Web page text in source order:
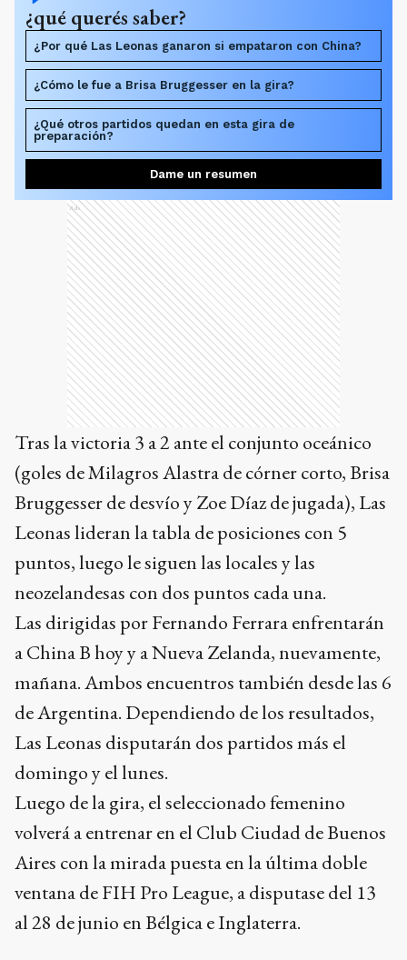
¿qué querés saber?
¿Por qué Las Leonas ganaron si empataron con China?
¿Cómo le fue a Brisa Bruggesser en la gira?
¿Qué otros partidos quedan en esta gira de
preparación?
Dame un resumen
Ads
Tras la victoria 3 a 2 ante el conjunto oceánico
(goles de Milagros Alastra de córner corto, Brisa
Bruggesser de desvío y Zoe Díaz de jugada), Las
Leonas lideran la tabla de posiciones con 5
puntos, luego le siguen las locales y las
neozelandesas con dos puntos cada una.
Las dirigidas por Fernando Ferrara enfrentarán
a China B hoy y a Nueva Zelanda, nuevamente,
mañana. Ambos encuentros también desde las 6
de Argentina. Dependiendo de los resultados,
Las Leonas disputarán dos partidos más el
domingo y el lunes.
Luego de la gira, el seleccionado femenino
volverá a entrenar en el Club Ciudad de Buenos
Aires con la mirada puesta en la última doble
ventana de FIH Pro League, a disputase del 13
al 28 de junio en Bélgica e Inglaterra.